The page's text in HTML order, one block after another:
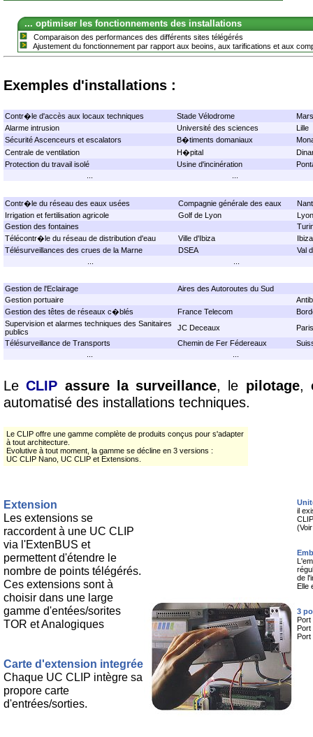
... optimiser les fonctionnements des installations
Comparaison des performances des différents sites télégérés
Ajustement du fonctionnement par rapport aux beoins, aux tarifications et aux
Exemples d'installations :
Contr�le d'accès aux locaux techniques Stade Vélodrome
Alarme intrusion
Université des sciences
Lille
Sécurité Ascenceurs et escalators
B�timents domaniaux
Centrale de ventilation
H�pital
Protection du travail isolé
Usine d'incinération
Contr�le du réseau des eaux usées Compagnie générale des eaux
Irrigation et fertilisation agricole
Golf de Lyon
Lyon
Gestion des fontaines
Télécontr�le du réseau de distribution d'eau
Ville d'Ibiza
Ibiza
Télésurveillances des crues de la Marne
DSEA
Val
Gestion de l'Eclairage
Aires des Autoroutes du Sud
Gestion portuaire
Gestion des têtes de réseaux c�blés
France Telecom
Supervision et alarmes techniques des Sanitaires
publics
JC Deceaux
Paris
Télésurveillance de Transports
Chemin de Fer Fédereaux
LeCLIP assure la surveillance, le pilotage,
automatisé des installations techniques.
Le CLIP offre une gamme complète de produits conçus pour s'adapter
à tout architecture.
Evolutive à tout moment, la gamme se décline en 3 versions :
UC CLIP Nano, UC CLIP et Extensions.
Extension
Les extensions se
raccordent à une UC CLIP
via l'ExtenBUS et
permettent d'étendre le
nombre de points télégérés.
Ces extensions sont à
choisir dans une large
gamme d'entées/sorites
TOR et Analogiques
Carte d'extension integrée
Chaque UC CLIP intègre sa
propore carte
d'entrées/sorties.
il
de
Elle
3
Port
Port
Port